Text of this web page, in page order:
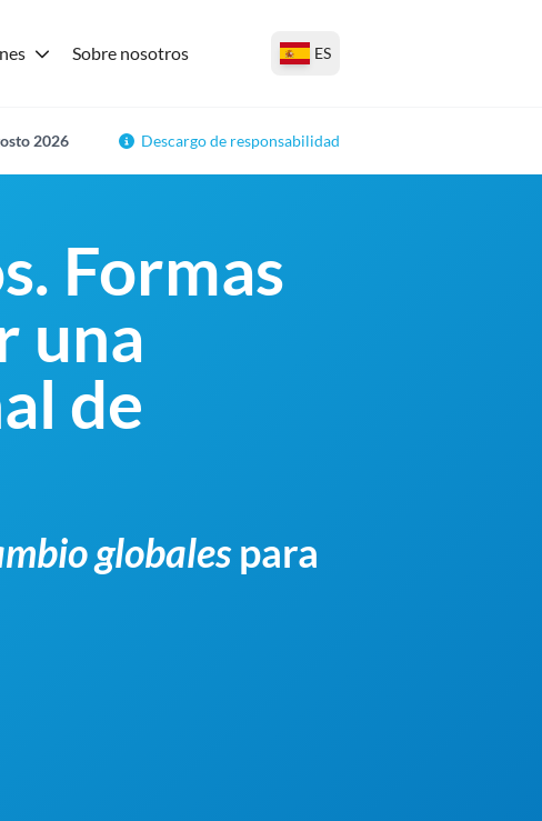
Sobre nosotros ES
2026 Descargo de responsabilidad
Formas
una
de
globalespara